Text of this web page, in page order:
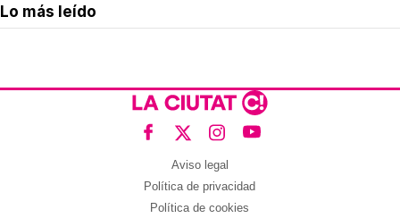
Lo más leído
Aviso legal
Política de privacidad
Política de cookies